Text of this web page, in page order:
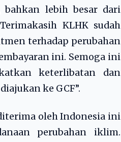
bahkan lebih besar dari
KLHK sudah
terhadap perubahan
ini. Semoga ini
keterlibatan dan
ke GCF”.
oleh Indonesia ini
perubahan iklim.